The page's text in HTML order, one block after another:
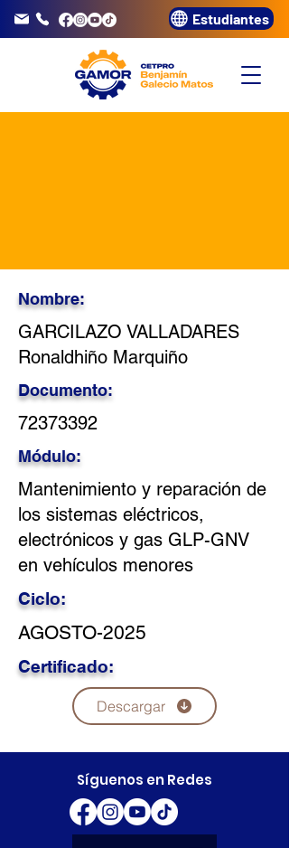
3320072 Estudiantes
Nombre:
GARCILAZO VALLADARES
Ronaldhiño Marquiño
Documento:
72373392
Módulo:
Mantenimiento y reparación de
los sistemas eléctricos,
electrónicos y gas GLP-GNV
en vehículos menores
Ciclo:
AGOSTO-2025
Certificado:
Descargar
Síguenos en Redes